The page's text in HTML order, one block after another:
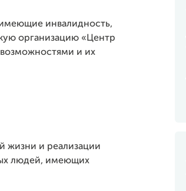
инвалидность,
организацию «Центр
и их
жизни и реализации
людей, имеющих